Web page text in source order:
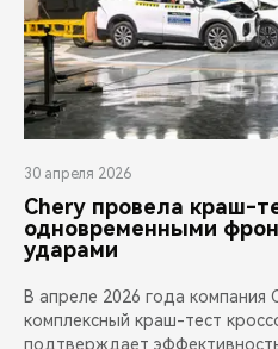
30 апреля 2026
Chery провела краш-
одновременными
ударами
В апреле 2026 года компания
комплексный краш-тест
подтверждает